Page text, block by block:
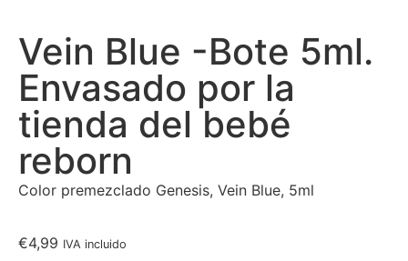
Vein Blue -Bote 5ml.
Envasado por la
tienda del bebé
reborn
Color premezclado Genesis, Vein Blue, 5ml
€4,99 IVA incluido